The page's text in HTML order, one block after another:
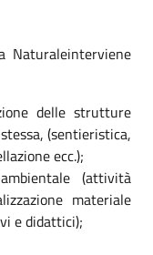
Naturaleinterviene
delle strutture
(sentieristica,
ecc.);
(attività
materiale
e didattici);